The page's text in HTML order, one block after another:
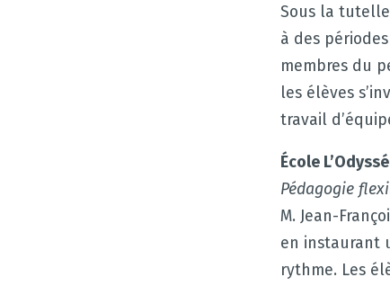
Sous la
à des
membres du
les élèves
travail
École
Pédagogie
M. Jean-
en instaurant
rythme. Les